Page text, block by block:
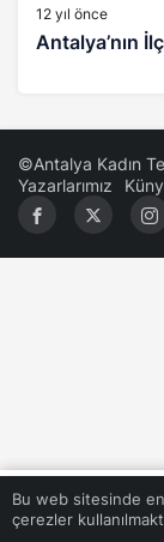
12 yıl önce
Antalya’nın
Bu web sitesinde en
çerezler
©Antalya Kadın
Yazarlarımız